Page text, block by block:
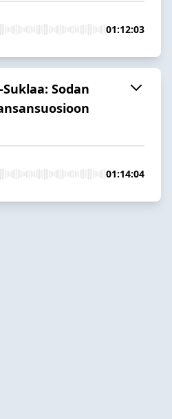
01:12:03
Sodan
01:14:04